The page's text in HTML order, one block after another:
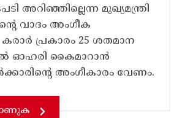
അറിഞ്ഞില്ലെന്ന മുഖ്യമന്ത്രി
വാദം അം​ഗീക
കരാർ പ്രകാരം 25 ശതമാന
ഓഹരി കൈമാറാൻ
അംഗീകാരം വേണം.